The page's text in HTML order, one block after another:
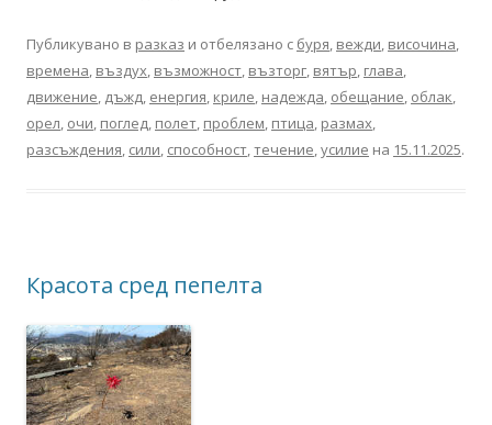
Публикувано в разказ и отбелязано с буря, вежди, височина,
времена, въздух, възможност, възторг, вятър, глава,
движение, дъжд, енергия, криле, надежда, обещание, облак,
орел, очи, поглед, полет, проблем, птица, размах,
разсъждения, сили, способност,течение,усилие на 15.11.2025.
Красота сред пепелта